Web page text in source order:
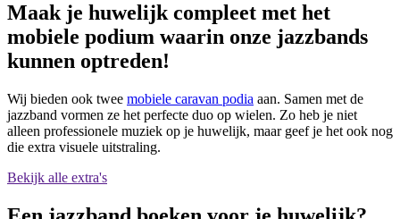
Maak je huwelijk compleet met het
mobiele podium waarin onze jazzbands
kunnen optreden!
Wij bieden ook twee mobiele caravan podia aan. Samen met de
jazzband vormen ze het perfecte duo op wielen. Zo heb je niet
alleen professionele muziek op je huwelijk, maar geef je het ook nog
die extra visuele uitstraling.
Bekijk alle extra's